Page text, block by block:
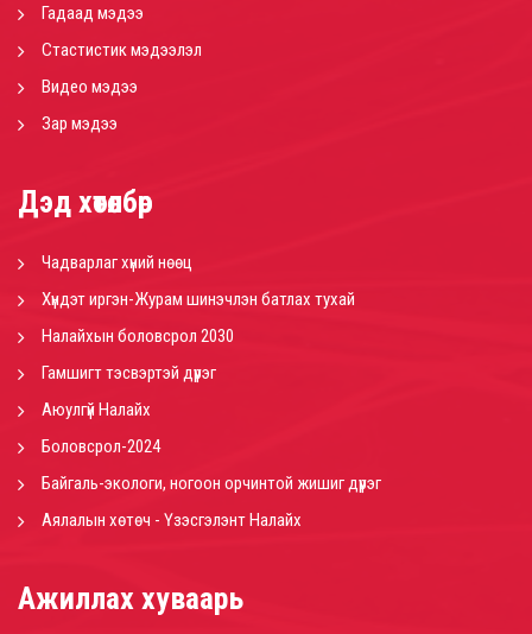
Гадаад мэдээ
Стастистик мэдээлэл
Видео мэдээ
Зар мэдээ
Дэд хөтөлбөр
Чадварлаг хүний нөөц
Хүндэт иргэн-Журам шинэчлэн батлах тухай
Налайхын боловсрол 2030
Гамшигт тэсвэртэй дүүрэг
Аюулгүй Налайх
Боловсрол-2024
Байгаль-экологи, ногоон орчинтой жишиг дүүрэг
Аялалын хөтөч - Үзэсгэлэнт Налайх
Ажиллах хуваарь